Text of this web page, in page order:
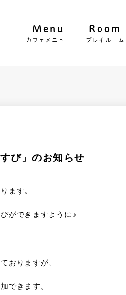
Menu
カフェメニュー
Room
プレイルーム
び」のお知らせ
ます。
ができますように♪
おりますが、
できます。